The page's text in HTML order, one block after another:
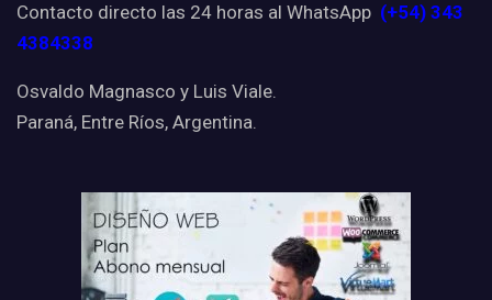
Contacto directo las 24 horas al WhatsApp (+54) 343
4384338
Osvaldo Magnasco y Luis Viale.
Paraná, Entre Ríos, Argentina.